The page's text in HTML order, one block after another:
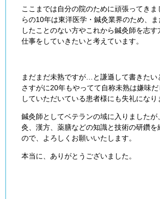
ここまでは自分の院のために頑張ってき
らの10年は東洋医学・鍼灸業界のため、
したことのない方やこれから鍼灸師を志す
仕事をしていきたいと考えています。
まだまだ未熟ですが…と謙遜して書きたい
さすがに20年もやってて自称未熟は嫌味
していただいている患者様にも失礼になり
鍼灸師としてベテランの域に入りましたが
灸、漢方、薬膳などの知識と技術の研鑽を
ので、よろしくお願いいたします。
本当に、ありがとうございました。